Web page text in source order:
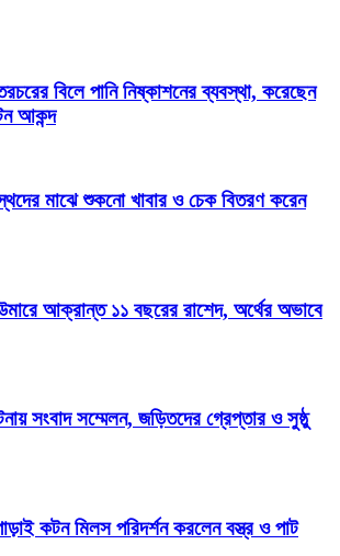
বিলে পানি নিষ্কাশনের ব্যবস্থা, করেছেন
আকন্দ
মাঝে শুকনো খাবার ও চেক বিতরণ করেন
আক্রান্ত ১১ বছরের রাশেদ, অর্থের অভাবে
সংবাদ সম্মেলন, জড়িতদের গ্রেপ্তার ও সুষ্ঠু
কটন মিলস পরিদর্শন করলেন বস্ত্র ও পাট